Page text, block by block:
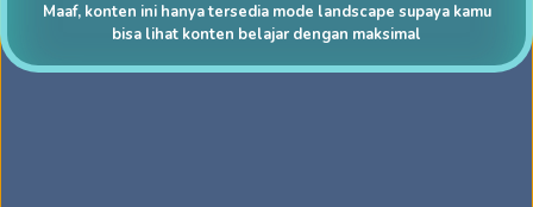
Maaf, konten ini hanya tersedia mode landscape supaya kamu
bisa lihat konten belajar dengan maksimal